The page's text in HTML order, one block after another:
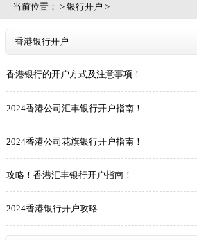
当前位置： > 银行开户 >
香港银行开户
香港银行的开户方式及注意事项！
2024香港公司汇丰银行开户指南！
2024香港公司花旗银行开户指南！
攻略！香港汇丰银行开户指南！
2024香港银行开户攻略